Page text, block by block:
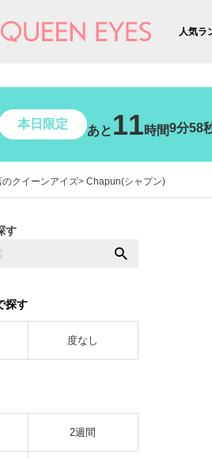
人気ラ
本日限定 あと 11時間9分56
クイーンアイズ Chapun(シャプン)
す
探す
度なし
2週間